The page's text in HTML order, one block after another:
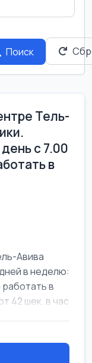
Поиск
Тель-
с 7.00
в
Авива
в неделю:
в
42 шек. в час